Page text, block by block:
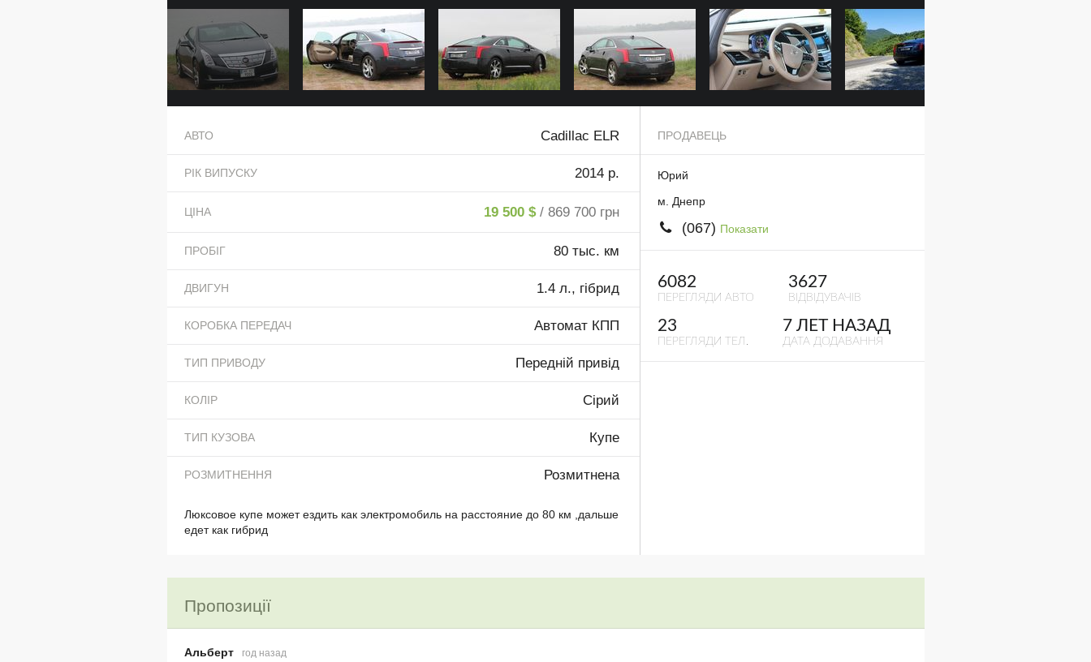
АВТО Cadillac ELR
РІК ВИПУСКУ 2014 р.
ЦІНА 19 500 $ / 869 700 грн
ПРОБІГ 80 тыс. км
ДВИГУН 1.4 л., гібрид
КОРОБКА ПЕРЕДАЧ Автомат КПП
ТИП ПРИВОДУ Передній привід
КОЛІР Сірий
ТИП КУЗОВА Купе
РОЗМИТНЕННЯ Розмитнена
Люксовое купе может ездить как электромобиль на расстояние до 80 км ,дальше
едет как гибрид
ПРОДАВЕЦЬ
Юрий
м. Днепр
(067) Показати
6082
ПЕРЕГЛЯДИ АВТО
3627
ВІДВІДУВАЧІВ
23
ПЕРЕГЛЯДИ ТЕЛ.
7 ЛЕТ НАЗАД
ДАТА ДОДАВАННЯ
Пропозиції
Альберт год назад